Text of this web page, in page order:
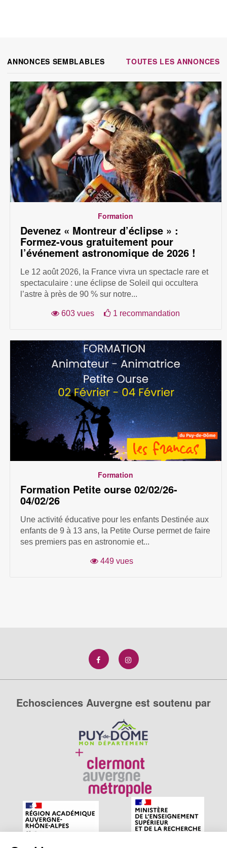
TOUTES LES ANNONCES
ANNONCES SEMBLABLES
Formation
Devenez « Montreur d’éclipse » :
Formez-vous gratuitement pour
l’événement astronomique de 2026 !
Le 12 août 2026, la France vivra un spectacle rare et
spectaculaire : une éclipse de Soleil qui occultera
l’astre à près de 90 % sur notre...
603 vues 1 recommandation
Formation
Formation Petite ourse 02/02/26-
04/02/26
Une activité éducative pour les enfants Destinée aux
enfants de 9 à 13 ans, la Petite Ourse permet de faire
ses premiers pas en astronomie et...
449 vues
Echosciences Auvergne est soutenu par